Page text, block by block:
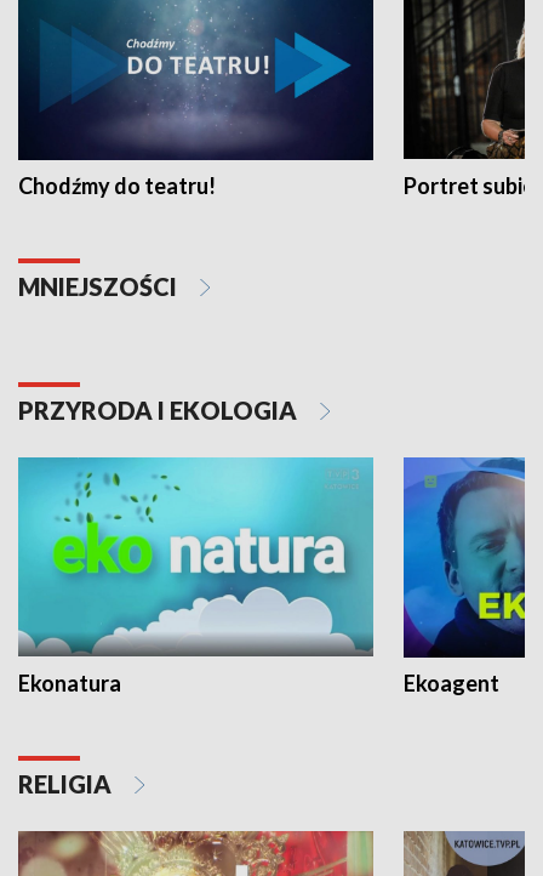
Chodźmy do teatru! Portret
MNIEJSZOŚCI
PRZYRODA I EKOLOGIA
Ekonatura Ekoagent
RELIGIA